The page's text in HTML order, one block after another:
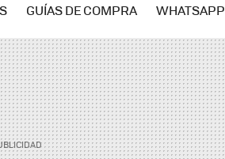
GUÍAS DE COMPRA WHATSAPP